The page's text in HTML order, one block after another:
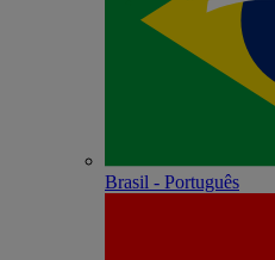
Brasil - Português